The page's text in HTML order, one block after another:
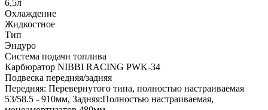
6,5л
Охлаждение
Жидкостное
Тип
Эндуро
Система подачи топлива
Карбюратор NIBBI RACING PWK-34
Подвеска передняя/задняя
Передняя: Перевернутого типа, полностью настраиваемая
53/58.5 - 910мм, Задняя:Полностью настраиваемая,